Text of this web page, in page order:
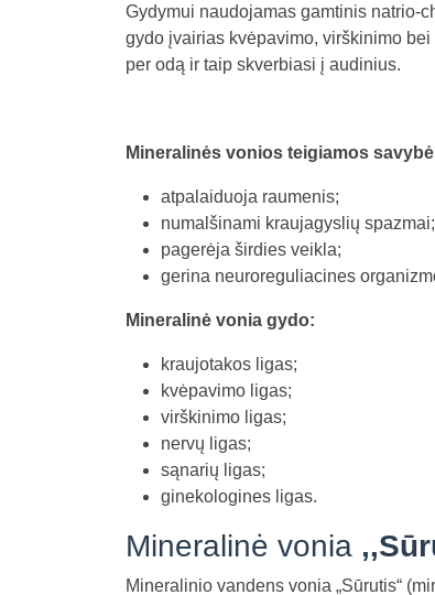
Gydymui naudojamas gamtinis natrio-
gydo įvairias kvėpavimo, virškinimo
per odą ir taip skverbiasi į audinius.
Mineralinės vonios teigiamos
atpalaiduoja raumenis;
numalšinami kraujagyslių spazmai;
pagerėja širdies veikla;
gerina neuroreguliacines
Mineralinė vonia gydo:
kraujotakos ligas;
kvėpavimo ligas;
virškinimo ligas;
nervų ligas;
sąnarių ligas;
ginekologines ligas.
Mineralinė vonia
Mineralinio vandens vonia „Sūrutis“